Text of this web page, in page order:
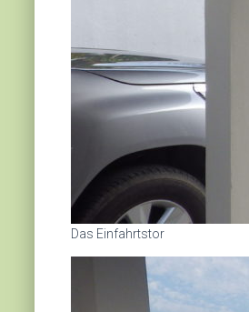
Das Einfahrtstor